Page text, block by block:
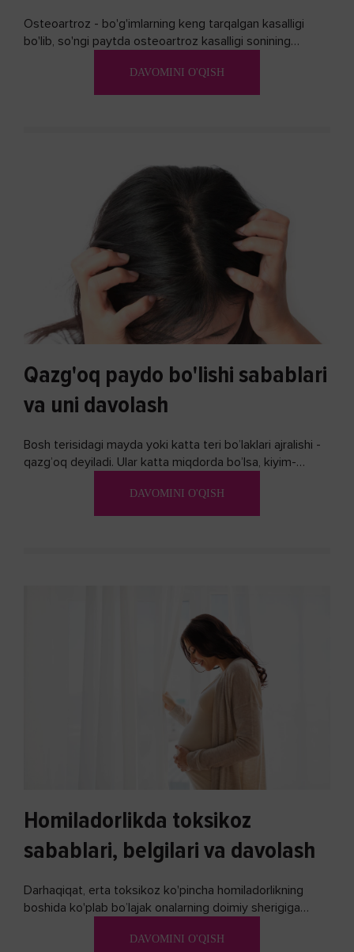
Osteoartroz - bo'g'imlarning keng tarqalgan kasalligi
bo'lib, so'ngi paytda osteoartroz kasalligi sonining
DAVOMINI O'QISH
Qazg'oq paydo bo'lishi sabablari
va uni davolash
Bosh terisidagi mayda yoki katta teri bo’laklari ajralishi -
qazg’oq deyiladi. Ular katta miqdorda bo’lsa, kiyim-
DAVOMINI O'QISH
Homiladorlikda toksikoz
sabablari, belgilari va davolash
Darhaqiqat, erta toksikoz ko'pincha homiladorlikning
boshida ko'plab bo’lajak onalarning doimiy sherigiga
biron bir usuli bormi?DAVOMINI O'QISH